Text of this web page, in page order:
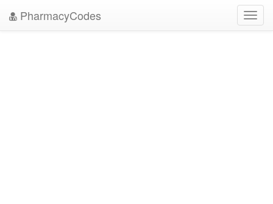
PharmacyCodes